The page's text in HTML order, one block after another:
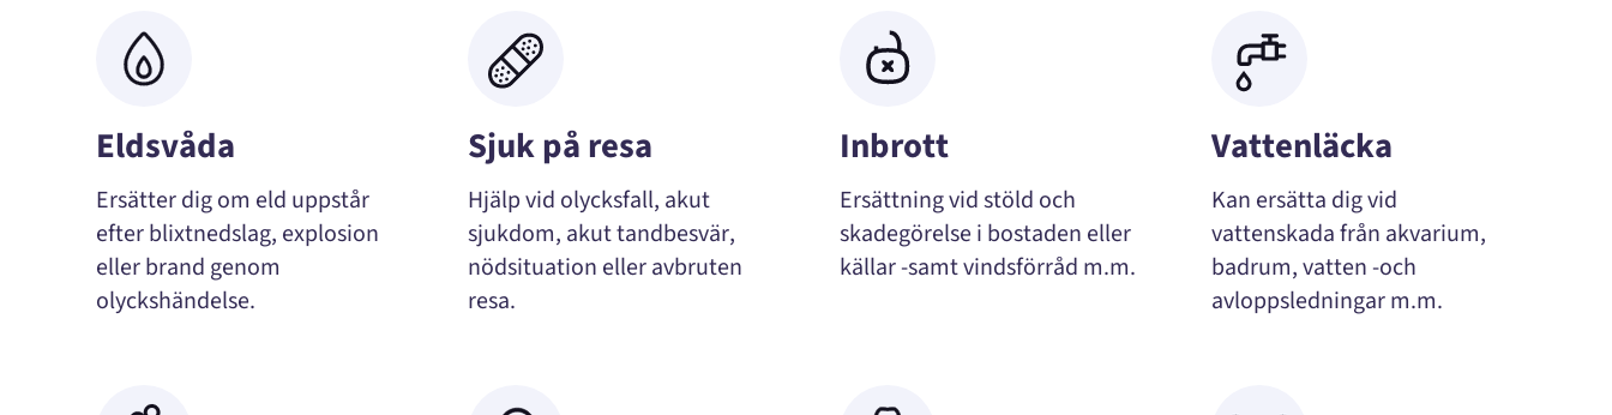
Eldsvåda
Ersätter dig om eld uppstår
efter blixtnedslag, explosion
eller brand genom
olyckshändelse.
Sjuk på resa
Hjälp vid olycksfall, akut
sjukdom, akut tandbesvär,
nödsituation eller avbruten
resa.
Inbrott
Ersättning vid stöld och
skadegörelse i bostaden eller
källar -samt vindsförråd m.m.
Vattenläcka
Kan ersätta dig vid
vattenskada från akvarium,
badrum, vatten -och
avloppsledningar m.m.